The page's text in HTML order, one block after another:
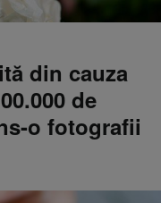
din cauza
de
o fotografii